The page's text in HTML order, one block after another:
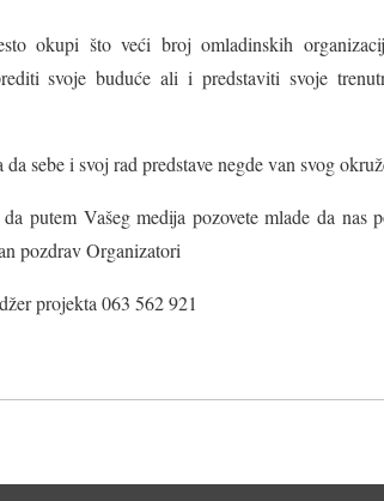
okupi što veći broj omladinskih
svoje buduće ali i predstaviti svoje
sebe i svoj rad predstave negde van svog
putem Vašeg medija pozovete mlade da nas
pozdrav Organizatori
projekta 063 562 921